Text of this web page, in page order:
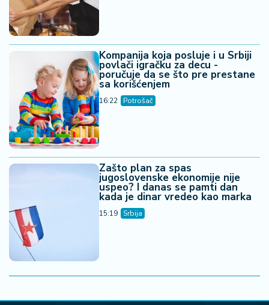
Kompanija koja posluje i u Srbiji
povlači igračku za decu -
poručuje da se što pre prestane
sa korišćenjem
16:22 Potrošač
Zašto plan za spas
jugoslovenske ekonomije nije
uspeo? I danas se pamti dan
kada je dinar vredeo kao marka
15:19 Srbija